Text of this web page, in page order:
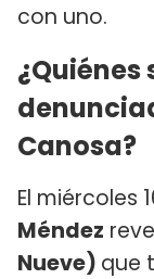
con uno.
Canosa?
El miércoles
Méndez
Nueve) que